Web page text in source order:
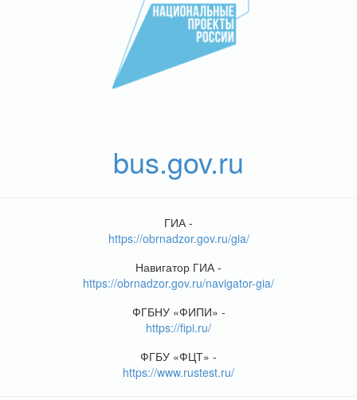
bus.gov.ru
ГИА -
https://obrnadzor.gov.ru/gia/
Навигатор ГИА -
https://obrnadzor.gov.ru/navigator-gia/
ФГБНУ «ФИПИ» -
https://fipi.ru/
ФГБУ «ФЦТ» -
https://www.rustest.ru/